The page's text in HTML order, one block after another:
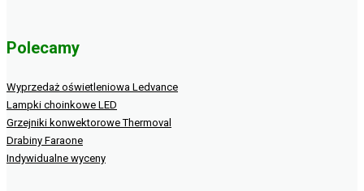
Polecamy
Wyprzedaż oświetleniowa Ledvance
Lampki choinkowe LED
Grzejniki konwektorowe Thermoval
Drabiny Faraone
Indywidualne wyceny